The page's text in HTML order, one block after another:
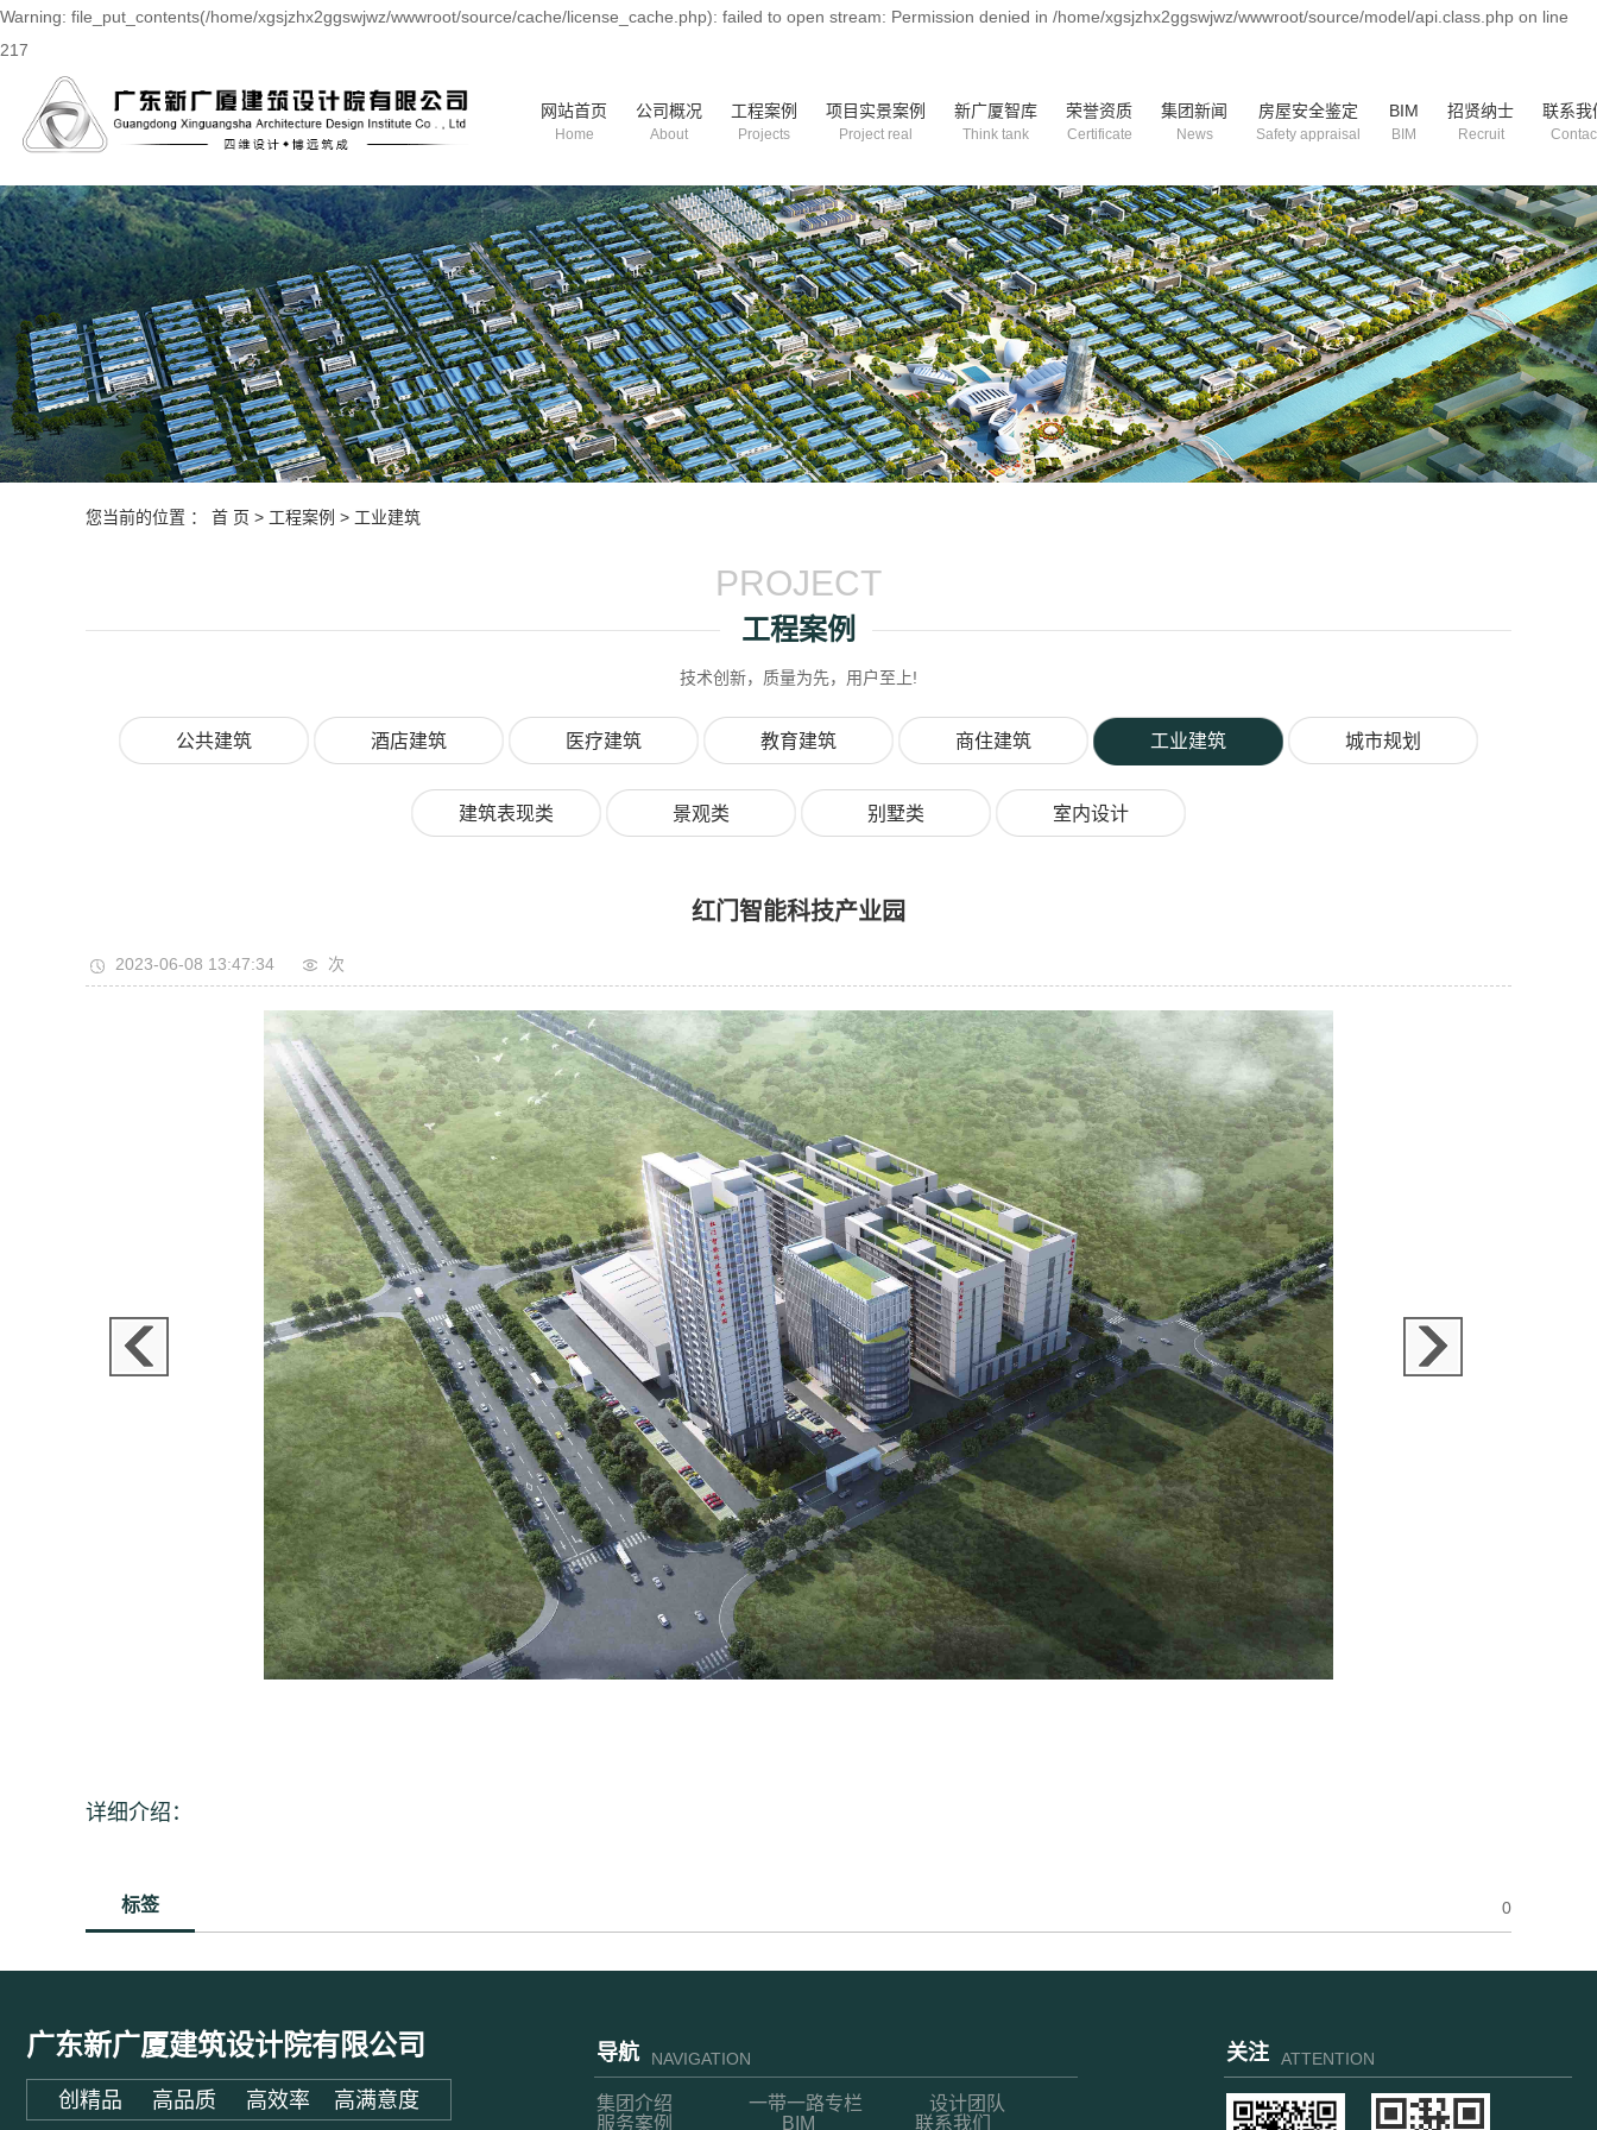
Warning: file_put_contents(/home/xgsjzhx2ggswjwz/wwwroot/source/cache/license_cache.php): failed to open stream: Permission denied in /home/xgsjzhx2ggswjwz/wwwroot/source/model/api.class.php on line
217
网站首页
Home
公司概况
About
工程案例
Projects
项目实景案例
Project real
新广厦智库
Think tank
荣誉资质
Certificate
集团新闻
News
房屋安全鉴定
Safety appraisal
BIM
BIM
招贤纳士
Recruit
联系我
您当前的位置 ： 首 页 > 工程案例 > 工业建筑
PROJECT
工程案例
技术创新，质量为先，用户至上!
公共建筑 酒店建筑 医疗建筑 教育建筑 商住建筑 工业建筑 城市规划
建筑表现类 景观类 别墅类 室内设计
红门智能科技产业园
2023-06-08 13:47:34 次
详细介绍：
标签 0
广东新广厦建筑设计院有限公司
创精品 高品质 高效率 高满意度
导航 NAVIGATION
集团介绍 一带一路专栏
设计团队
服务案例
BIM 联系我们
关注 ATTENTION